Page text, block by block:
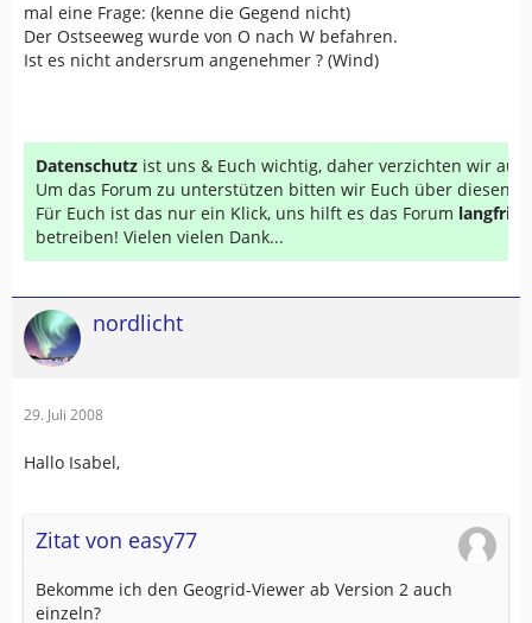
mal eine Frage: (kenne die Gegend nicht)
Der Ostseeweg wurde von O nach W befahren.
Ist es nicht andersrum angenehmer ? (Wind)
Datenschutz ist uns & Euch wichtig, daher verzichten wir auf
Um das Forum zu unterstützen bitten wir Euch über diesen
Für Euch ist das nur ein Klick, uns hilft es das Forum
betreiben! Vielen vielen Dank...
nordlicht
29. Juli 2008
Hallo Isabel,
Zitat von easy77
Bekomme ich den Geogrid-Viewer ab Version 2 auch
einzeln?